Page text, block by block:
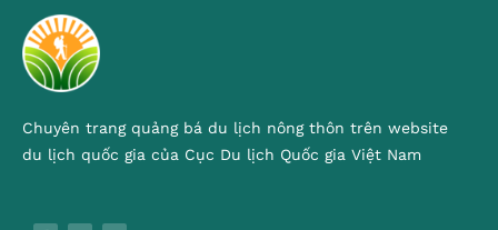
Chuyên trang quảng bá du lịch nông thôn trên website
du lịch quốc gia của Cục Du lịch Quốc gia Việt Nam